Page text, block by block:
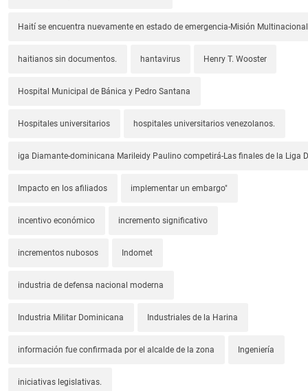
Haití se encuentra nuevamente en estado de emergencia-Misión
haitianos sin documentos. hantavirus Henry T. Wooster
Hospital Municipal de Bánica y Pedro Santana
Hospitales universitarios hospitales universitarios venezolanos.
iga Diamante-dominicana Marileidy Paulino competirá-Las finales de la Liga
Impacto en los afiliados implementar un embargo"
incentivo económico incremento significativo
incrementos nubosos Indomet
industria de defensa nacional moderna
Industria Militar Dominicana Industriales de la Harina
información fue confirmada por el alcalde de la zona Ingeniería
iniciativas legislativas.